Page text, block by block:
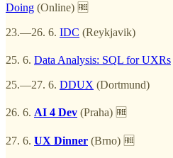
Doing (Online) 🆓
23.—26. 6. IDC (Reykjavik)
25. 6. Data Analysis: SQL for UXRs
25.—27. 6. DDUX (Dortmund)
26. 6. AI 4 Dev (Praha) 🆓
27. 6. UX Dinner (Brno) 🆓